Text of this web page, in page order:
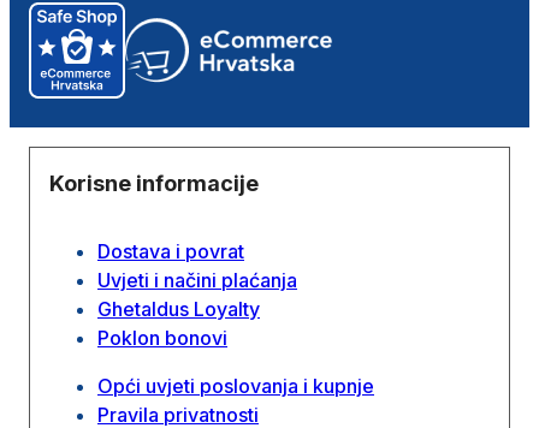
Korisne informacije
Dostava i povrat
Uvjeti i načini plaćanja
Ghetaldus Loyalty
Poklon bonovi
Opći uvjeti poslovanja i kupnje
Pravila privatnosti